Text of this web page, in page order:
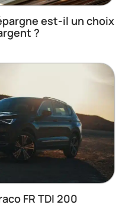
est-il un choix
?
FR TDI 200